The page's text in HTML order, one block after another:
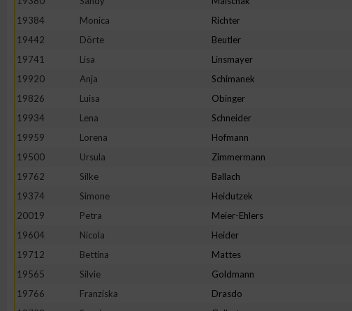
19384
Monica Richter
19442
Dörte Beutler
19741
Lisa Linsmayer
19920
Anja Schimanek
19826
Luisa Obinger
19934
Lena Schneider
19959
Lorena Hofmann
19500
Ursula Zimmermann
19762
Silke Ballach
19374
Simone Heidutzek
20019
Petra Meier-Ehlers
19604
Nicola Heider
19712
Bettina Mattes
19565
Silvie Goldmann
19766
Franziska Drasdo